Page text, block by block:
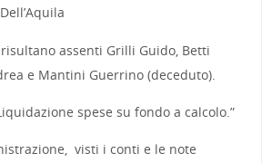
assenti Grilli Guido, Betti
e Mantini Guerrino (deceduto).
spese su fondo a calcolo.”
visti i conti e le note